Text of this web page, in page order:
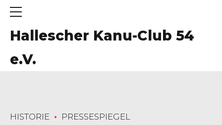
Hallescher Kanu-Club 54
e.V.
HISTORIE PRESSESPIEGEL